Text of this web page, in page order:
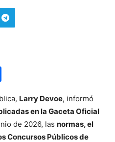
Larry Devoe, informó
en la Gaceta Oficial
de 2026, las normas, el
Concursos Públicos de